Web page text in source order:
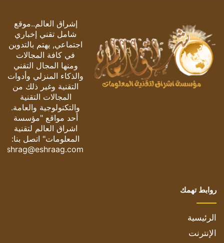
إشراق العالم..موقع
شامل تقني إخباري
اجتماعي, يهتم بالتدوين
في كافة المجالات
ومنها المجال التقني
والذكاء المنزلي وأدوات
التقنية وغير ذلك من
المجالات التقنية
والتكنولوجية والعامة.
أحد مواقع "مؤسسة
اشراق العالم لتقنية
المعلومات" اتصل بنا:
eshrag@eshraag.com
روابط تهمك
الرئيسية
الإنترنت